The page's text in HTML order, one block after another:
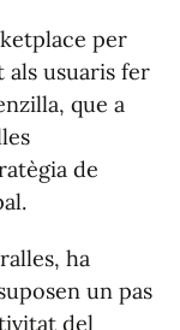
per
als usuaris fer
que a
de
ha
un pas
del